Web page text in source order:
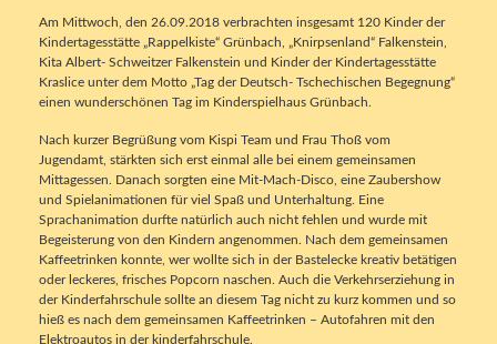
Am Mittwoch, den 26.09.2018 verbrachten insgesamt 120 Kinder der
Kindertagesstätte „Rappelkiste“ Grünbach, „Knirpsenland“ Falkenstein,
Kita Albert- Schweitzer Falkenstein und Kinder der Kindertagesstätte
Kraslice unter dem Motto „Tag der Deutsch- Tschechischen Begegnung“
einen wunderschönen Tag im Kinderspielhaus Grünbach.
Nach kurzer Begrüßung vom Kispi Team und Frau Thoß vom
Jugendamt, stärkten sich erst einmal alle bei einem gemeinsamen
Mittagessen. Danach sorgten eine Mit-Mach-Disco, eine Zaubershow
und Spielanimationen für viel Spaß und Unterhaltung. Eine
Sprachanimation durfte natürlich auch nicht fehlen und wurde mit
Begeisterung von den Kindern angenommen. Nach dem gemeinsamen
Kaffeetrinken konnte, wer wollte sich in der Bastelecke kreativ betätigen
oder leckeres, frisches Popcorn naschen. Auch die Verkehrserziehung in
der Kinderfahrschule sollte an diesem Tag nicht zu kurz kommen und so
hieß es nach dem gemeinsamen Kaffeetrinken – Autofahren mit den
Elektroautos in der kinderfahrschule.